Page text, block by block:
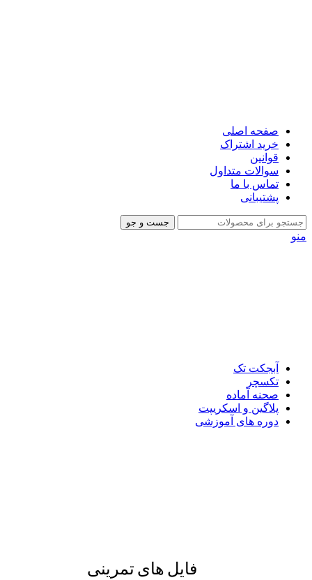
صفحه اصلی
خرید اشتراک
قوانین
سوالات متداول
تماس با ما
پشتیبانی
جست و جو
منو
آبجکت تک
تکسچر
صحنه آماده
پلاگین و اسکریپت
دوره های آموزشی
فایل های تمرینی